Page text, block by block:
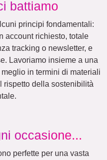
battiamo
principi fondamentali:
account richiesto, totale
tracking o newsletter, e
Lavoriamo insieme a una
in termini di materiali
rispetto della sostenibilità
occasione...
perfette per una vasta